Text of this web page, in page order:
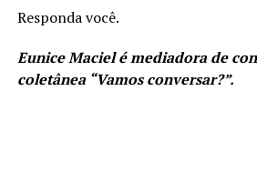
Responda você.
Eunice Maciel é mediadora de
coletânea “Vamos conversar?”.